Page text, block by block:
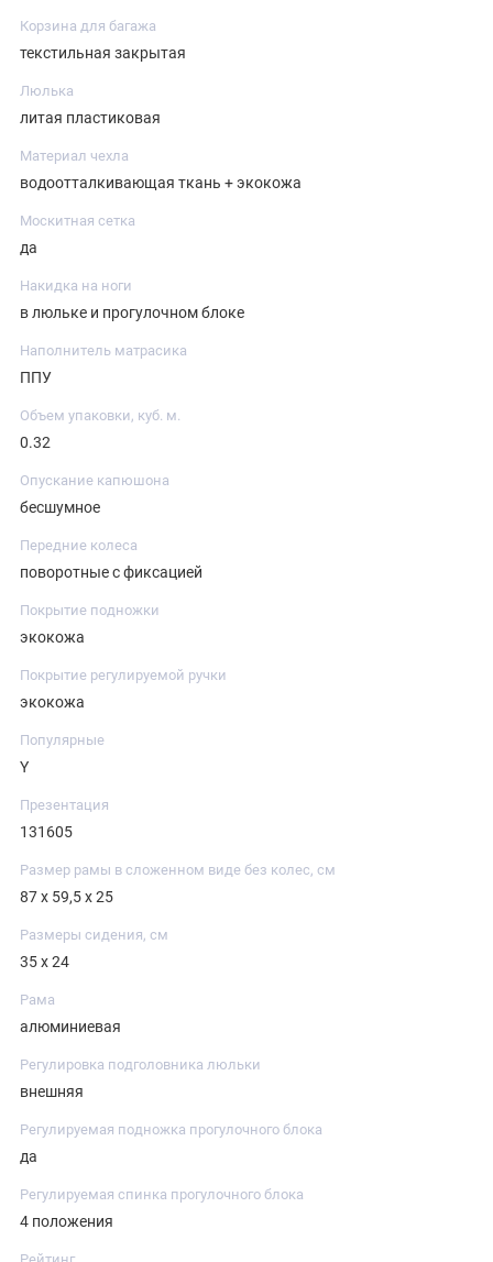
Корзина для багажа
текстильная закрытая
Люлька
литая пластиковая
Материал чехла
водоотталкивающая ткань + экокожа
Москитная сетка
да
Накидка на ноги
в люльке и прогулочном блоке
Наполнитель матрасика
ППУ
Объем упаковки, куб. м.
0.32
Опускание капюшона
бесшумное
Передние колеса
поворотные с фиксацией
Покрытие подножки
экокожа
Покрытие регулируемой ручки
экокожа
Популярные
Y
Презентация
131605
Размер рамы в сложенном виде без колес, см
87 х 59,5 х 25
Размеры сидения, см
35 х 24
Рама
алюминиевая
Регулировка подголовника люльки
внешняя
Регулируемая подножка прогулочного блока
да
Регулируемая спинка прогулочного блока
4 положения